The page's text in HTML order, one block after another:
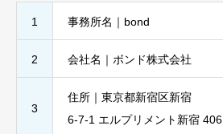
1 事務所名｜bond
2 会社名｜ボンド株式会社
3
住所｜東京都新宿区新宿
6-7-1 エルプリメント新宿 406